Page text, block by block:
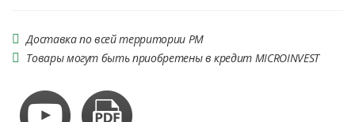
Доставка по всей территории РМ
Товары могут быть приобретены в кредит MICROINVEST